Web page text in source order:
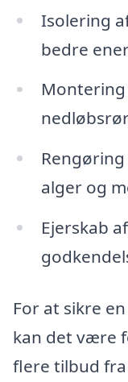
Isolering
bedre
alger og
Ejerskab
For at sikre
kan det være
flere tilbud